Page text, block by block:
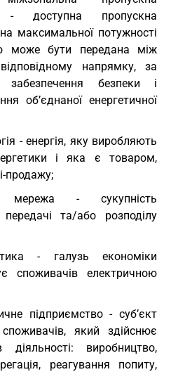
- доступна пропускна
максимальної потужності
може бути передана між
напрямку, за
забезпечення безпеки і
об’єднаної енергетичної
- енергія, яку виробляють
і яка є товаром,
продажу;
мережа - сукупність
та/або розподілу
- галузь економіки
споживачів електричною
підприємство - суб’єкт
який здійснює
виробництво,
реагування попиту,